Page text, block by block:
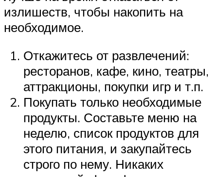
излишеств, чтобы накопить на
необходимое.
Откажитесь от развлечений:
ресторанов, кафе, кино, театры,
аттракционы, покупки игр и т.п.
Покупать только необходимые
продукты. Составьте меню на
неделю, список продуктов для
этого питания, и закупайтесь
строго по нему. Никаких